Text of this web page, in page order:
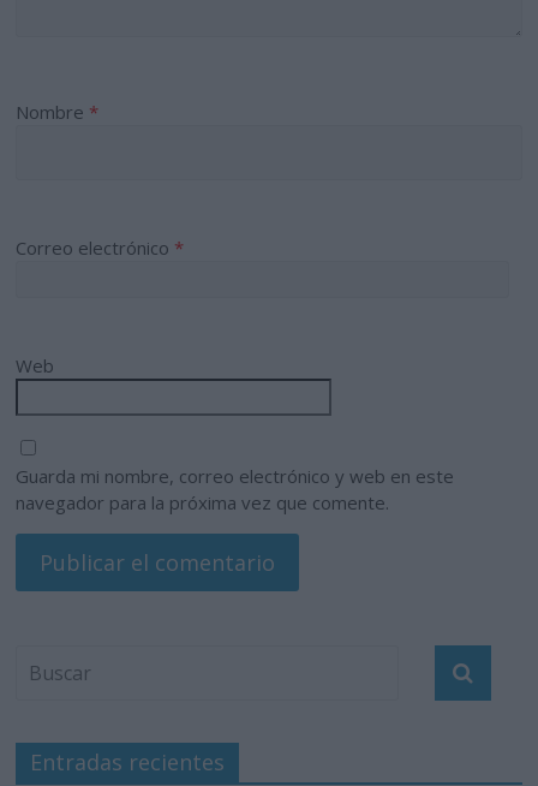
Nombre *
Correo electrónico *
Web
Guarda mi nombre, correo electrónico y web en este
navegador para la próxima vez que comente.
Entradas recientes